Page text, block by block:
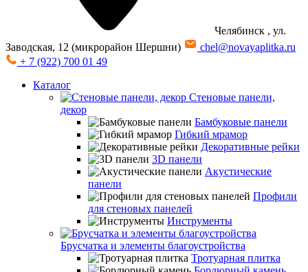
Челябинск , ул.
Заводская, 12 (микрорайон Шершни)
chel@novayaplitka.ru
+ 7 (922) 700 01 49
Каталог
Стеновые панели,
декор
Бамбуковые панели
Гибкий мрамор
Декоративные рейки
3D панели
Акустические
панели
Профили
для стеновых панелей
Инструменты
Брусчатка и элементы благоустройства
Тротуарная плитка